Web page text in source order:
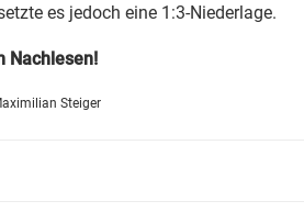
es jedoch eine 1:3-Niederlage.
Nachlesen!
Steiger